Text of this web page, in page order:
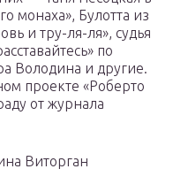
монаха», Булотта из
и тру-ля-ля», судья
по
Володина и другие.
проекте «Роберто
от журнала
Виторган